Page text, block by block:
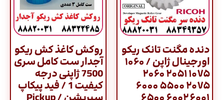
دنده مگنت تانک ریکو
اورجینال ژاپن / ۱۰۶۰
۱۰۷۵ ۲۰۵۱ ۲۰۶۰
۲۰۷۵ ۵۵۰۰ ۶۰۰۰
روکش کاغذ کش ریکو
آجدار ست کامل سری
7500 ژاپنی درجه
کیفیت 1 / فید پیکاپ